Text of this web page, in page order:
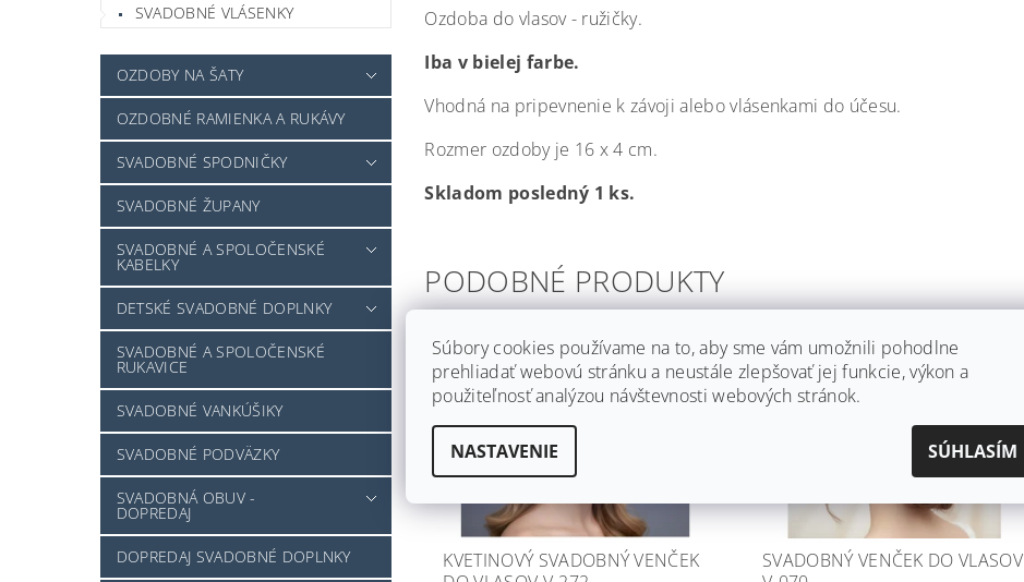
SVADOBNÉ VLÁSENKY
OZDOBY NA ŠATY
OZDOBNÉ RAMIENKA A RUKÁVY
SVADOBNÉ SPODNIČKY
SVADOBNÉ ŽUPANY
SVADOBNÉ A SPOLOČENSKÉ
KABELKY
DETSKÉ SVADOBNÉ DOPLNKY
SVADOBNÉ A SPOLOČENSKÉ
RUKAVICE
SVADOBNÉ VANKÚŠIKY
SVADOBNÉ PODVÄZKY
SVADOBNÁ OBUV -
DOPREDAJ
DOPREDAJ SVADOBNÉ DOPLNKY
Ozdoba do vlasov - ružičky.
Iba v bielej farbe.
Vhodná na pripevnenie k závoji alebo vlásenkami do účesu.
Rozmer ozdoby je 16 x 4 cm.
Skladom posledný 1 ks.
PODOBNÉ PRODUKTY
KVETINOVÝ SVADOBNÝ VENČEK
SVADOBNÝ VENČEK DO VLASOV
Súbory cookies používame na to, aby sme vám umožnili pohodlne
prehliadať webovú stránku a neustále zlepšovať jej funkcie, výkon a
použiteľnosť analýzou návštevnosti webových stránok.
NASTAVENIE SÚHLASÍM